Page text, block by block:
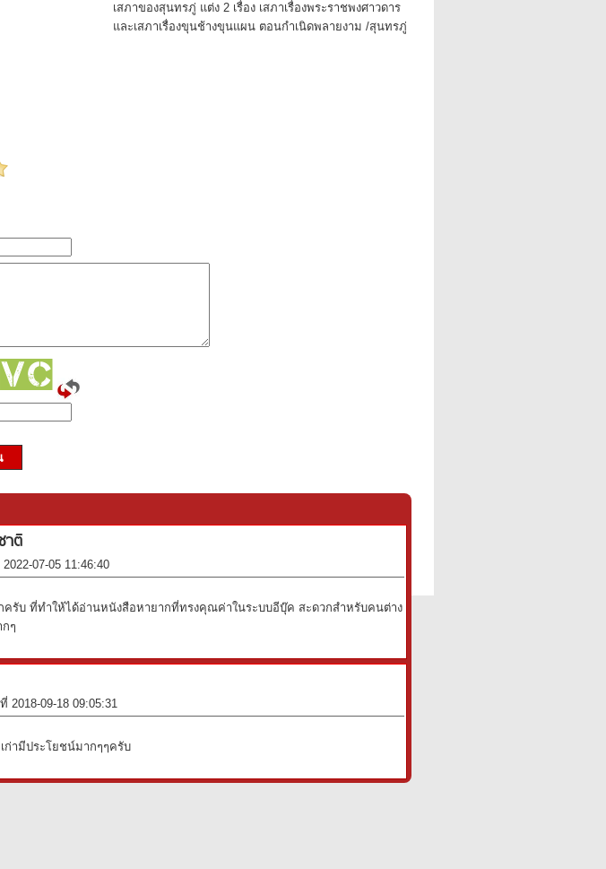
เสภาของสุนทรภู่ แต่ง 2 เรื่อง เสภาเรื่องพระราชพงศาวดาร
และเสภาเรื่องขุนช้างขุนแผน ตอนกำเนิดพลายงาม /สุนทรภู่
าติ
07-05 11:46:40
รับ ที่ทำให้ได้อ่านหนังสือหายากที่ทรงคุณค่าในระบบอีบุ๊ค สะดวกสำหรับคนต่าง
ๆ
09-18 09:05:31
ก่ามีประโยชน์มากๆๆครับ